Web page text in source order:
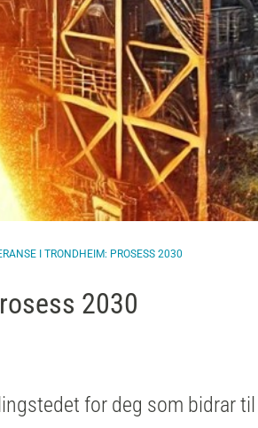
I TRONDHEIM: PROSESS 2030
2030
for deg som bidrar